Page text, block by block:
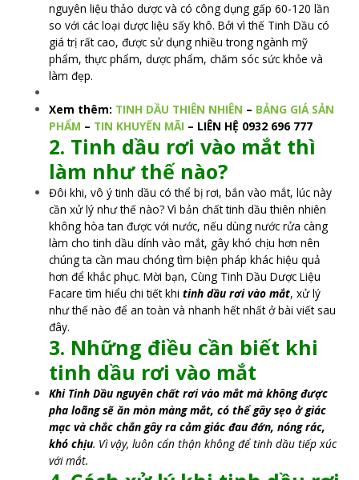
nguyên liệu thảo dược và có công dụng gấp 60-120 lần
so với các loại dược liệu sấy khô. Bởi vì thế Tinh Dầu có
giá trị rất cao, được sử dụng nhiều trong ngành mỹ
phẩm, thực phẩm, dược phẩm, chăm sóc sức khỏe và
làm đẹp.
Xem thêm: TINH DẦU THIÊN NHIÊN – BẢNG GIÁ SẢN
PHẨM – TIN KHUYẾN MÃI – LIÊN HỆ 0932 696 777
2. Tinh dầu rơi vào mắt thì
làm như thế nào?
Đôi khi, vô ý tinh dầu có thể bị rơi, bắn vào mắt, lúc này
cần xử lý như thế nào? Vì bản chất tinh dầu thiên nhiên
không hòa tan được với nước, nếu dùng nước rửa càng
làm cho tinh dầu dính vào mắt, gây khó chịu hơn nên
chúng ta cần mau chóng tìm biện pháp khác hiệu quả
hơn để khắc phục. Mời bạn, Cùng Tinh Dầu Dược Liệu
Facare tìm hiểu chi tiết khitinh dầu rơi vào mắt, xử lý
như thế nào để an toàn và nhanh hết nhất ở bài viết sau
đây.
3. Những điều cần biết khi
tinh dầu rơi vào mắt
Khi Tinh Dầu nguyên chất rơi vào mắt mà không được
pha loãng sẽ ăn mòn màng mắt, có thể gây sẹo ở giác
mạc và chắc chắn gây ra cảm giác đau đớn, nóng rác,
khó chịu. Vì vậy, luôn cẩn thận không để tinh dầu tiếp xúc
với mắt.